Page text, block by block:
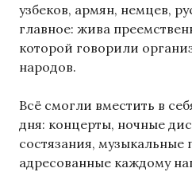
узбеков, армян, немцев,
главное: жива
которой говорили
народов.
Всё смогли вместить в
дня: концерты, ночные
состязания, музыкальные
адресованные каждому